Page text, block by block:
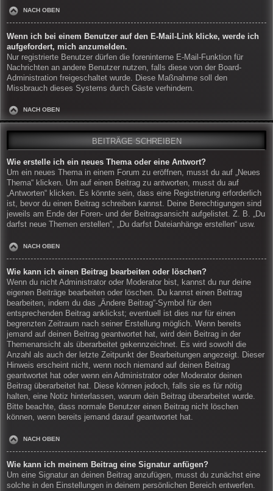
NACH OBEN
Wenn ich bei einem Benutzer auf den E-Mail-Link klicke, werde ich
aufgefordert, mich anzumelden.
Nur registrierte Benutzer dürfen die foreninterne E-Mail-Funktion für
Nachrichten an andere Benutzer nutzen, falls diese von der Board-
Administration freigeschaltet wurde. Diese Maßnahme soll den
Missbrauch dieses Systems durch Gäste verhindern.
NACH OBEN
BEITRÄGE SCHREIBEN
Wie erstelle ich ein neues Thema oder eine Antwort?
Um ein neues Thema in einem Forum zu eröffnen, musst du auf „Neues
Thema“ klicken. Um auf einen Beitrag zu antworten, musst du auf
„Antworten“ klicken. Es könnte sein, dass eine Registrierung erforderlich
ist, bevor du einen Beitrag schreiben kannst. Deine Berechtigungen sind
jeweils am Ende der Foren- und der Beitragsansicht aufgelistet. Z. B. „Du
darfst neue Themen erstellen“, „Du darfst Dateianhänge erstellen“ usw.
NACH OBEN
Wie kann ich einen Beitrag bearbeiten oder löschen?
Wenn du nicht Administrator oder Moderator bist, kannst du nur deine
eigenen Beiträge bearbeiten oder löschen. Du kannst einen Beitrag
bearbeiten, indem du das „Ändere Beitrag“-Symbol für den
entsprechenden Beitrag anklickst; eventuell ist dies nur für einen
begrenzten Zeitraum nach seiner Erstellung möglich. Wenn bereits
jemand auf deinen Beitrag geantwortet hat, wird dein Beitrag in der
Themenansicht als überarbeitet gekennzeichnet. Es wird sowohl die
Anzahl als auch der letzte Zeitpunkt der Bearbeitungen angezeigt. Dieser
Hinweis erscheint nicht, wenn noch niemand auf deinen Beitrag
geantwortet hat oder wenn ein Administrator oder Moderator deinen
Beitrag überarbeitet hat. Diese können jedoch, falls sie es für nötig
halten, eine Notiz hinterlassen, warum dein Beitrag überarbeitet wurde.
Bitte beachte, dass normale Benutzer einen Beitrag nicht löschen
können, wenn bereits jemand darauf geantwortet hat.
NACH OBEN
Wie kann ich meinem Beitrag eine Signatur anfügen?
Um eine Signatur an deinen Beitrag anzufügen, musst du zunächst eine
solche in den Einstellungen in deinem persönlichen Bereich entwerfen.